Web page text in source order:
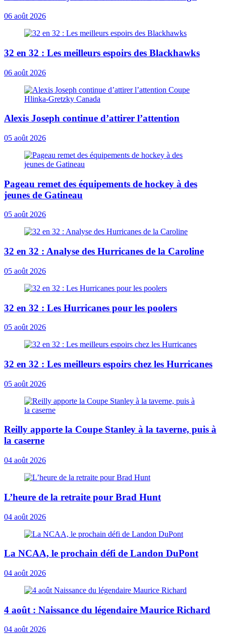
06 août 2026
32 en 32 : Les meilleurs espoirs des Blackhawks
06 août 2026
Alexis Joseph continue d’attirer l’attention
05 août 2026
Pageau remet des équipements de hockey à des
jeunes de Gatineau
05 août 2026
32 en 32 : Analyse des Hurricanes de la Caroline
05 août 2026
32 en 32 : Les Hurricanes pour les poolers
05 août 2026
32 en 32 : Les meilleurs espoirs chez les Hurricanes
05 août 2026
Reilly apporte la Coupe Stanley à la taverne, puis à
la caserne
04 août 2026
L’heure de la retraite pour Brad Hunt
04 août 2026
La NCAA, le prochain défi de Landon DuPont
04 août 2026
4 août : Naissance du légendaire Maurice Richard
04 août 2026